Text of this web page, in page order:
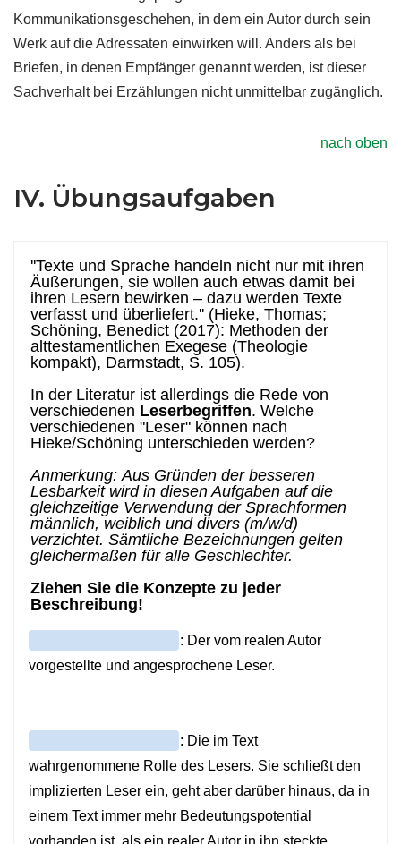
Kommunikationsgeschehen, in dem ein Autor durch sein
Werk auf die Adressaten einwirken will. Anders als bei
Briefen, in denen Empfänger genannt werden, ist dieser
Sachverhalt bei Erzählungen nicht unmittelbar zugänglich.
nach oben
IV. Übungsaufgaben